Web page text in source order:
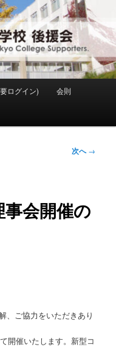
後援会
Supporters.
ログイン) 会則
次へ→
会開催の
、ご協力をいただきあり
開催いたします。新型コ